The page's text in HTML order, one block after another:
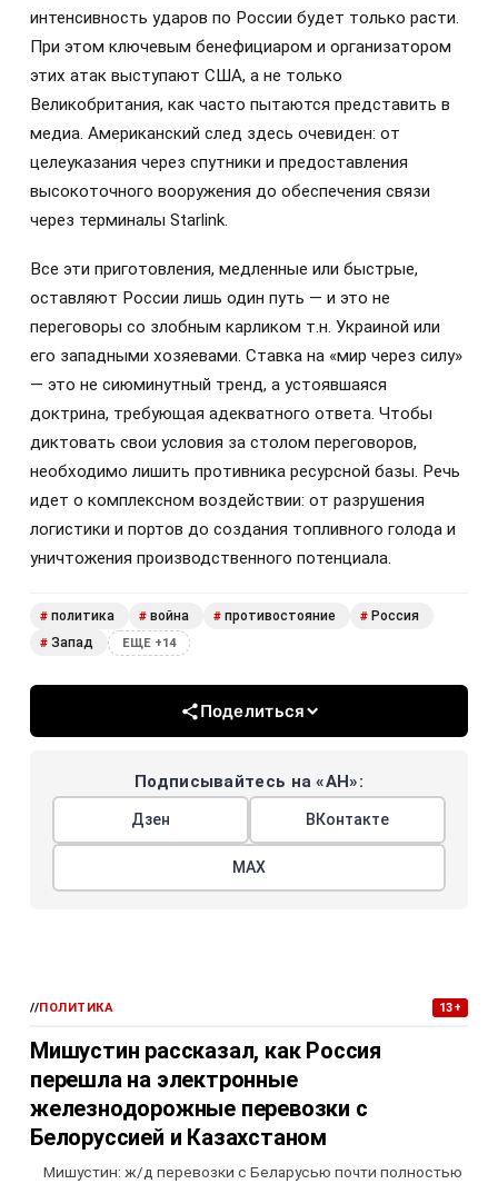
интенсивность ударов по России будет только расти.
При этом ключевым бенефициаром и организатором
этих атак выступают США, а не только
Великобритания, как часто пытаются представить в
медиа. Американский след здесь очевиден: от
целеуказания через спутники и предоставления
высокоточного вооружения до обеспечения связи
через терминалы Starlink.
Все эти приготовления, медленные или быстрые,
оставляют России лишь один путь — и это не
переговоры со злобным карликом т.н. Украиной или
его западными хозяевами. Ставка на «мир через силу»
— это не сиюминутный тренд, а устоявшаяся
доктрина, требующая адекватного ответа. Чтобы
диктовать свои условия за столом переговоров,
необходимо лишить противника ресурсной базы. Речь
идет о комплексном воздействии: от разрушения
логистики и портов до создания топливного голода и
уничтожения производственного потенциала.
# политика # война # противостояние # Россия
# Запад ЕЩЕ +14
Поделиться
Подписывайтесь на «АН»:
Дзен ВКонтакте
МАХ
//ПОЛИТИКА 13+
Мишустин рассказал, как Россия
перешла на электронные
железнодорожные перевозки с
Белоруссией и Казахстаном
Мишустин: ж/д перевозки с Беларусью почти полностью